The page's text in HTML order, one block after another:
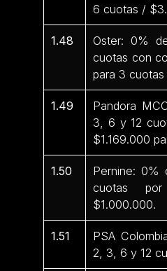
6 cuotas /
1.48
Oster: 0%
cuotas con
para 3
1.49
Pandora
3, 6 y 12
$1.169.000
1.50
Pernine: 0%
cuotas
$1.000.000.
1.51
PSA
2, 3, 6 y 12